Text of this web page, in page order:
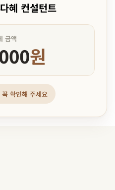
혜 컨설턴트
금액
원
확인해 주세요